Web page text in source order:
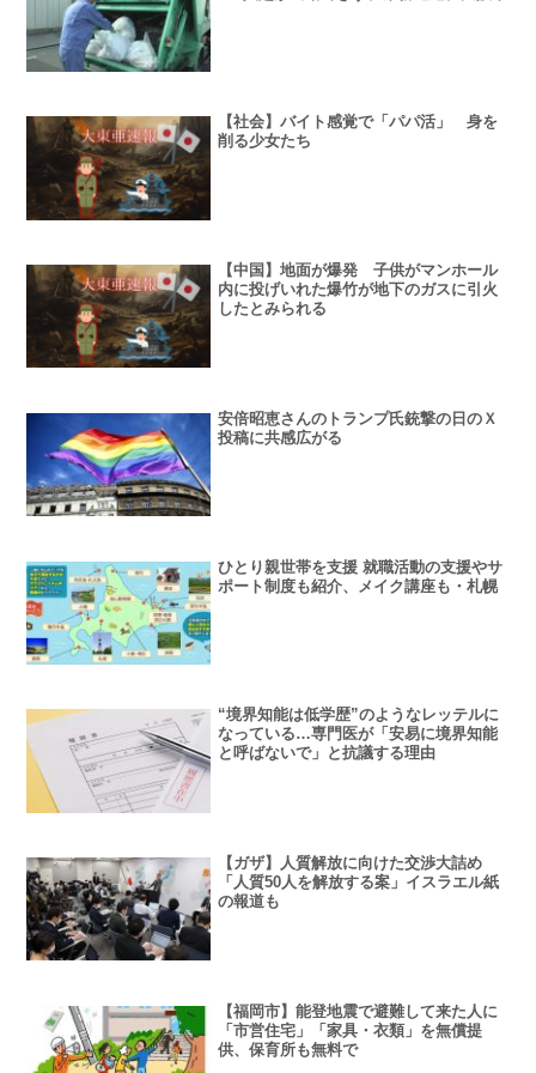
【社会】バイト感覚で「パパ活」 身を
削る少女たち
【中国】地面が爆発 子供がマンホール
内に投げいれた爆竹が地下のガスに引火
したとみられる
安倍昭恵さんのトランプ氏銃撃の日のＸ
投稿に共感広がる
ひとり親世帯を支援 就職活動の支援やサ
ポート制度も紹介、メイク講座も・札幌
“境界知能は低学歴”のようなレッテルに
なっている…専門医が「安易に境界知能
と呼ばないで」と抗議する理由
【ガザ】人質解放に向けた交渉大詰め
「人質50人を解放する案」イスラエル紙
の報道も
【福岡市】能登地震で避難して来た人に
「市営住宅」「家具・衣類」を無償提
供、保育所も無料で